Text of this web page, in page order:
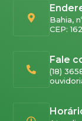
Bahia,
CEP:
Fale
(18)